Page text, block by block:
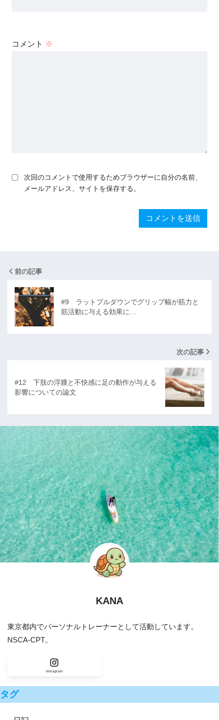
コメント ※
次回のコメントで使用するためブラウザーに自分の名前、
メールアドレス、サイトを保存する。
前の記事
#9 ラットプルダウンでグリップ幅が筋力と
筋活動に与える効果に…
次の記事
#12 下肢の浮腫と不快感に足の動作が与える
影響についての論文
KANA
東京都内でパーソナルトレーナーとして活動しています。
NSCA-CPT。
Instagram
タグ